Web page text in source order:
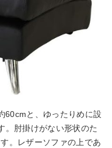
60cmと、ゆったりめに設
。肘掛けがない形状のた
。レザーソファの上であ